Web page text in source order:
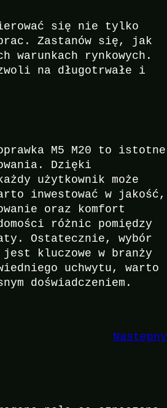
się nie tylko
Zastanów się, jak
rynkowych.
na długotrwałe i
M5 M20 to istotne
Dzięki
użytkownik może
inwestować w jakość,
oraz komfort
różnic pomiędzy
Ostatecznie, wybór
jest kluczowe w branży
uchwytu, warto
doświadczeniem.
Następny